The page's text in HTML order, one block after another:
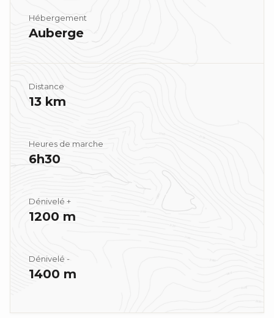
Hébergement
Auberge
Distance
13 km
Heures de marche
6h30
Dénivelé +
1200 m
Dénivelé -
1400 m